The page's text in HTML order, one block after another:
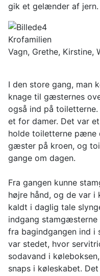
gik et gelænder af
Krofamilien
Vagn, Grethe, Kirstine,
I den store gang, man
knage til gæsternes
også ind på
et for damer. Det var
holde toiletterne pæne
gæster på kroen, og
gange om dagen.
Fra gangen kunne
højre hånd, og de var i
kaldt i daglig tale
indgang
fra bagindgangen ind i
var stedet, hvor
sodavand i
snaps i køleskabet.